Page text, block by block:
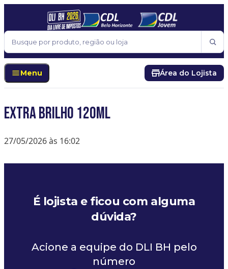
Pular para o conteúdo
Buscar
Menu Área do Lojista
EXTRA BRILHO 120ML
27/05/2026 às 16:02
É lojista e ficou com alguma
dúvida?
Acione a equipe do DLI BH pelo
número